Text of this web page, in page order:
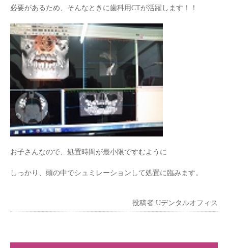
必要があるため、そんなときに歯科用CTが活躍します！！
お子さんなので、処置時間が最小限ですむように
しっかり、頭の中でシュミレーションして処置に臨みます。
投稿者 Uデンタルオフィス